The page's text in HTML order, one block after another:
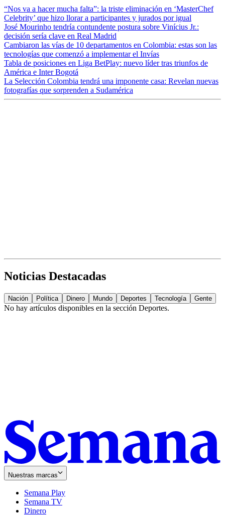
“Nos va a hacer mucha falta”: la triste eliminación en ‘MasterChef
Celebrity’ que hizo llorar a participantes y jurados por igual
José Mourinho tendría contundente postura sobre Vinícius Jr.:
decisión sería clave en Real Madrid
Cambiaron las vías de 10 departamentos en Colombia: estas son las
tecnologías que comenzó a implementar el Invías
Tabla de posiciones en Liga BetPlay: nuevo líder tras triunfos de
América e Inter Bogotá
La Selección Colombia tendrá una imponente casa: Revelan nuevas
fotografías que sorprenden a Sudamérica
Noticias Destacadas
Nación Política Dinero Mundo Deportes Tecnología Gente
No hay artículos disponibles en la sección Deportes.
Nuestras marcas
Semana Play
Semana TV
Dinero